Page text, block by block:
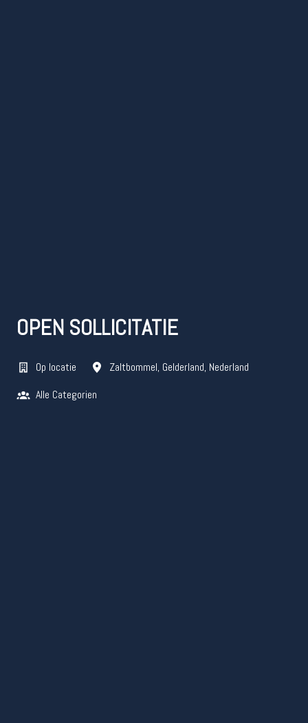
OPEN SOLLICITATIE
Op locatie Zaltbommel, Gelderland, Nederland
Alle Categorien